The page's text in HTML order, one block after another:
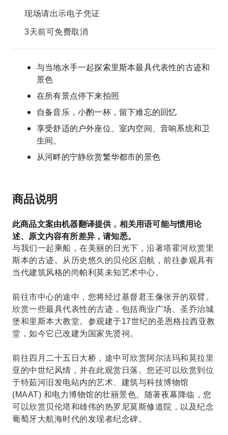
现场请出示电子凭证
3天前可免费取消
与当地水手一起探索里斯本最具代表性的古迹和
景色
在所有景点停下来拍照
自备音乐，小酌一杯，留下难忘的回忆
享受舒适的户外座位、室内空间、音响系统和卫
生间。
从河畔的宁静欣赏繁华都市的景色
商品说明
此商品文案由机器翻译提供，相关用语可能与惯用论
述、原文内容有所差异，请知悉。
与我们一起乘船，在美丽的日光下，沿著塔霍河欣赏里
斯本的古迹。从历史悠久的贝伦区启航，前往参观具有
当代建筑风格的尚帕利莫未知艺术中心。
前往市中心的途中，您将经过基督君王像张开的双臂。
欣赏一些最具代表性的古迹，包括商业广场、圣乔治城
堡和里斯本大教堂。参观建于17世纪的圣恩格拉西亚教
堂，如今它已改建为国家先贤祠。
前往四月二十五日大桥，途中可欣赏阿尔法玛和莫拉里
亚的中世纪风情，并在此观赏日落。您还可以欣赏到位
于特茹河旧发电站内的艺术、建筑与科技博物馆
(MAAT) 和电力博物馆的壮丽景色。随著夜幕降临，您
可以欣赏贝伦塔和雄伟的热罗尼莫斯修道院，以及纪念
葡萄牙大航海时代的发现者纪念碑。